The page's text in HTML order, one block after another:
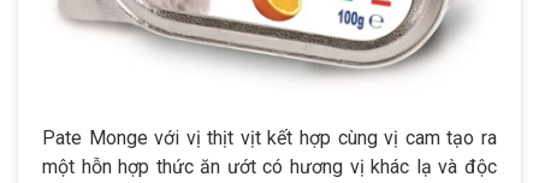
Pate Monge với vị thịt vịt kết hợp cùng vị cam tạo ra
một hỗn hợp thức ăn ướt có hương vị khác lạ và độc